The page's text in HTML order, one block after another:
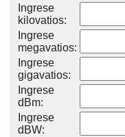
Ingrese
kilovatios:
Ingrese
megavatios:
Ingrese
gigavatios:
Ingrese
dBm:
Ingrese
dBW: